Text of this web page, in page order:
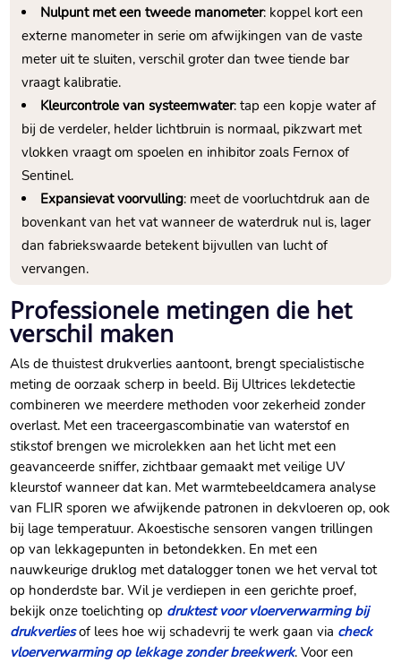
Nulpunt met een tweede manometer: koppel kort een
externe manometer in serie om afwijkingen van de vaste
meter uit te sluiten, verschil groter dan twee tiende bar
vraagt kalibratie.​
Kleurcontrole van systeemwater: tap een kopje water af
bij de verdeler, helder lichtbruin is normaal, pikzwart met
vlokken vraagt om spoelen en inhibitor zoals Fernox of
Sentinel.​
Expansievat voorvulling: meet de voorluchtdruk aan de
bovenkant van het vat wanneer de waterdruk nul is, lager
dan fabriekswaarde betekent bijvullen van lucht of
vervangen.​
Professionele metingen die het
verschil maken
Als de thuistest drukverlies aantoont, brengt specialistische
meting de oorzaak scherp in beeld.​ Bij Ultrices lekdetectie
combineren we meerdere methoden voor zekerheid zonder
overlast.​ Met een traceergascombinatie van waterstof en
stikstof brengen we microlekken aan het licht met een
geavanceerde sniffer, zichtbaar gemaakt met veilige UV
kleurstof wanneer dat kan.​ Met warmtebeeldcamera analyse
van FLIR sporen we afwijkende patronen in dekvloeren op, ook
bij lage temperatuur.​ Akoestische sensoren vangen trillingen
op van lekkagepunten in betondekken.​ En met een
nauwkeurige druklog met datalogger tonen we het verval tot
op honderdste bar.​ Wil je verdiepen in een gerichte proef,
bekijk onze toelichting op druktest voor vloerverwarming bij
drukverliesof lees hoe wij schadevrij te werk gaan via check
vloerverwarming op lekkage zonder breekwerk.​ Voor een